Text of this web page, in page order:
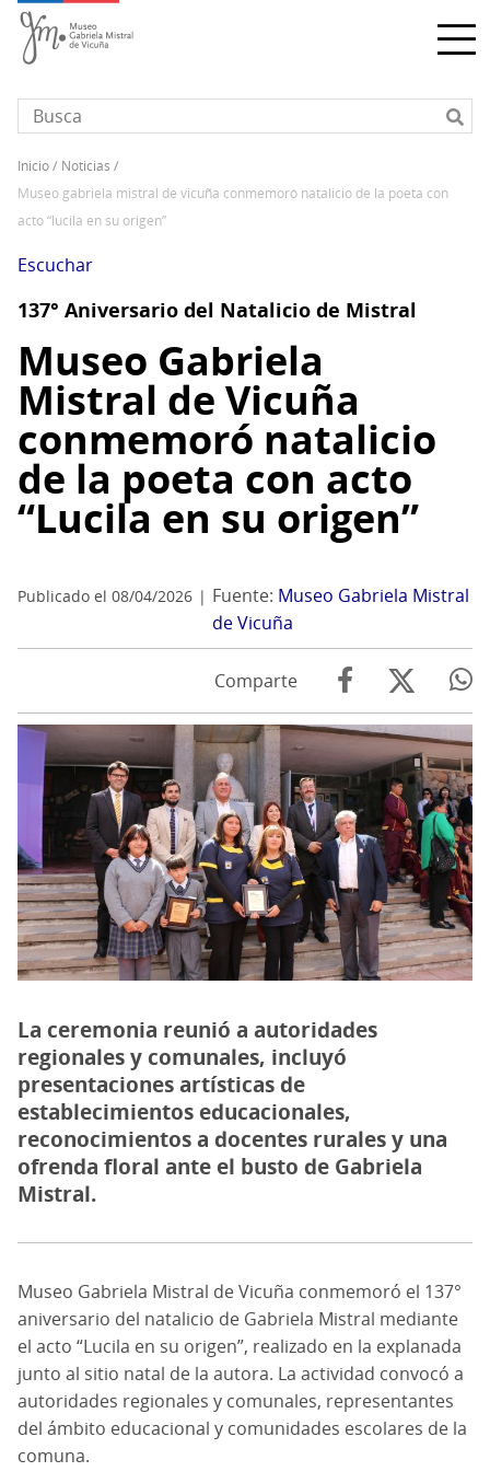
Pasar
contenido
principal
Sobrescribir
enlaces
ayuda
a
la
navegación
inicio
noticias
museo gabriela mistral de vicuña conmemoró natalicio de la poeta con
acto “lucila en su origen”
Escuchar
137° Aniversario del Natalicio de Mistral
Museo Gabriela
Mistral de Vicuña
conmemoró natalicio
de la poeta con acto
“Lucila en su origen”
Publicado el 08/04/2026 Fuente: Museo Gabriela Mistral
de Vicuña
Comparte
La ceremonia reunió a autoridades
regionales y comunales, incluyó
presentaciones artísticas de
establecimientos educacionales,
reconocimientos a docentes rurales y una
ofrenda floral ante el busto de Gabriela
Mistral.
Museo Gabriela Mistral de Vicuña conmemoró el 137°
aniversario del natalicio de Gabriela Mistral mediante
el acto “Lucila en su origen”, realizado en la explanada
junto al sitio natal de la autora. La actividad convocó a
autoridades regionales y comunales, representantes
del ámbito educacional y comunidades escolares de la
comuna.